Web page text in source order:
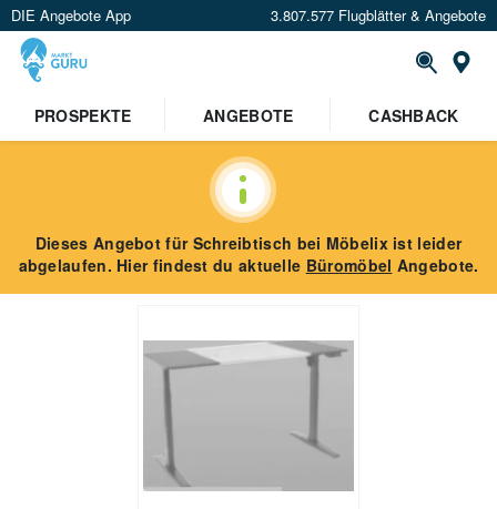
DIE Angebote App 3.807.577 Flugblätter & Angebote
PROSPEKTE
ANGEBOTE CASHBACK
Dieses Angebot für Schreibtisch bei Möbelixist leider
abgelaufen. Hier findest du aktuelle Büromöbel Angebote.